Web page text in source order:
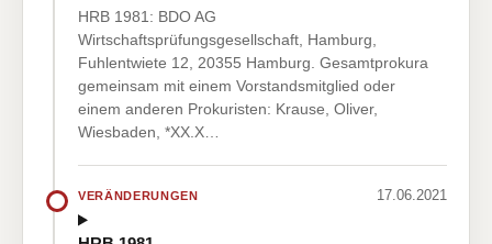
HRB 1981: BDO AG
Wirtschaftsprüfungsgesellschaft, Hamburg,
Fuhlentwiete 12, 20355 Hamburg. Gesamtprokura
gemeinsam mit einem Vorstandsmitglied oder
einem anderen Prokuristen: Krause, Oliver,
Wiesbaden, *XX.X…
VERÄNDERUNGEN 17.06.2021